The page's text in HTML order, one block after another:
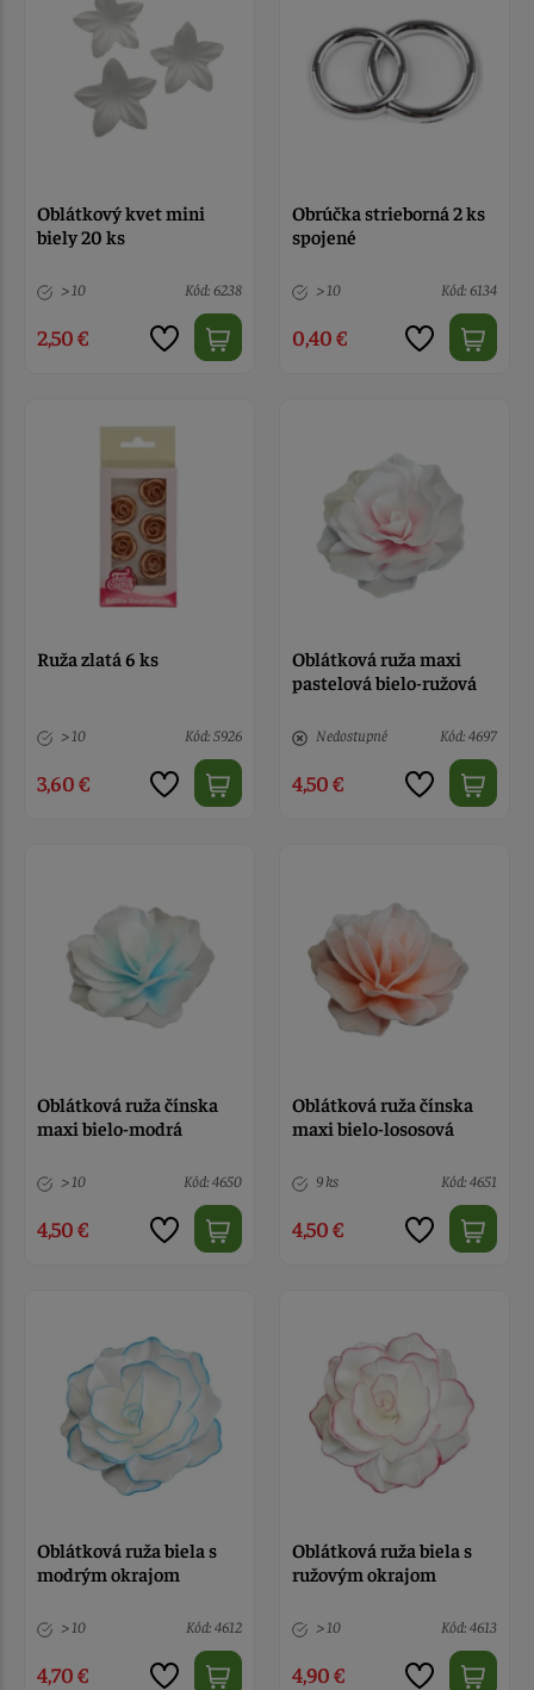
Oblátkový kvet mini
biely 20 ks
> 10 Kód: 6238
2,50 €
Obrúčka strieborná 2 ks
spojené
> 10 Kód: 6134
0,40 €
Ruža zlatá 6 ks
> 10 Kód: 5926
3,60 €
Oblátková ruža maxi
pastelová bielo-ružová
Nedostupné Kód: 4697
4,50 €
Oblátková ruža čínska
maxi bielo-modrá
> 10 Kód: 4650
4,50 €
Oblátková ruža čínska
maxi bielo-lososová
9 ks Kód: 4651
4,50 €
Oblátková ruža biela s
modrým okrajom
> 10 Kód: 4612
4,70 €
Oblátková ruža biela s
ružovým okrajom
> 10 Kód: 4613
4,90 €